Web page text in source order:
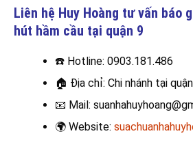
Liên hệ Huy Hoàng tư vấn báo
hút hầm cầu tại quận 9
☎️ Hotline: 0903.181.486
🏠 Địa chỉ: Chi nhánh tại
📧 Mail:
🌍 Website: